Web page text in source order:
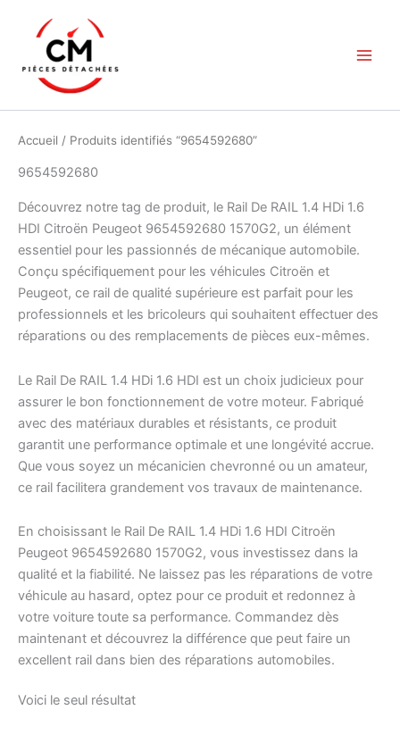
contenu
Accueil / Produits identifiés “9654592680”
9654592680
Découvrez notre tag de produit, le Rail De RAIL 1.4 HDi 1.6
HDI Citroën Peugeot 9654592680 1570G2, un élément
essentiel pour les passionnés de mécanique automobile.
Conçu spécifiquement pour les véhicules Citroën et
Peugeot, ce rail de qualité supérieure est parfait pour les
professionnels et les bricoleurs qui souhaitent effectuer des
réparations ou des remplacements de pièces eux-mêmes.
Le Rail De RAIL 1.4 HDi 1.6 HDI est un choix judicieux pour
assurer le bon fonctionnement de votre moteur. Fabriqué
avec des matériaux durables et résistants, ce produit
garantit une performance optimale et une longévité accrue.
Que vous soyez un mécanicien chevronné ou un amateur,
ce rail facilitera grandement vos travaux de maintenance.
En choisissant le Rail De RAIL 1.4 HDi 1.6 HDI Citroën
Peugeot 9654592680 1570G2, vous investissez dans la
qualité et la fiabilité. Ne laissez pas les réparations de votre
véhicule au hasard, optez pour ce produit et redonnez à
votre voiture toute sa performance. Commandez dès
maintenant et découvrez la différence que peut faire un
excellent rail dans bien des réparations automobiles.
Voici le seul résultat